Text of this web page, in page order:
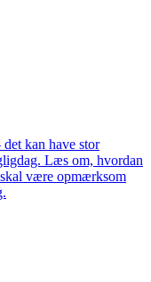
kan have stor
Læs om, hvordan
være opmærksom